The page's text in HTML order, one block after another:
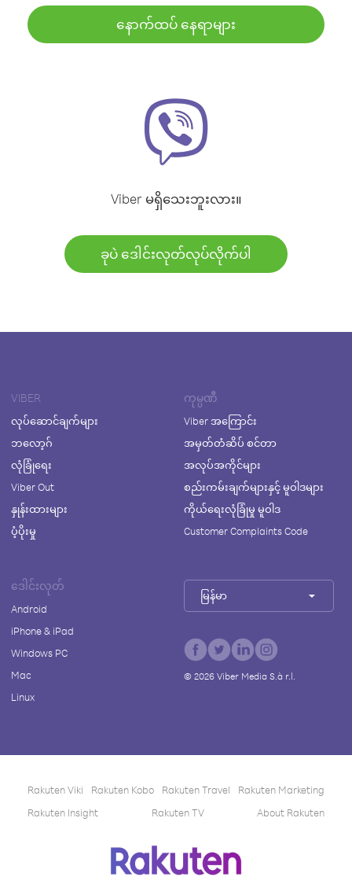
နောက်ထပ် နေရာများ
Viber မရှိသေးဘူးလား။
ခုပဲ ဒေါင်းလုတ်လုပ်လိုက်ပါ
VIBER
လုပ်ဆောင်ချက်များ
ဘလော့ဂ်
လုံခြုံရေး
Viber Out
နှုန်းထားများ
ပံ့ပိုးမှု
ကုမ္ပဏီ
Viber အကြောင်း
အမှတ်တံဆိပ် စင်တာ
အလုပ်အကိုင်များ
စည်းကမ်းချက်များနှင့် မူဝါဒများ
ကိုယ်ရေးလုံခြုံမှု မူဝါဒ
Customer Complaints Code
ဒေါင်းလုတ်
Android
iPhone & iPad
Windows PC
Mac
Linux
မြန်မာ
© 2026Viber Media S.à r.l.
Rakuten Viki Rakuten Kobo Rakuten Travel
Rakuten Marketing
Rakuten Insight
Rakuten TV About Rakuten